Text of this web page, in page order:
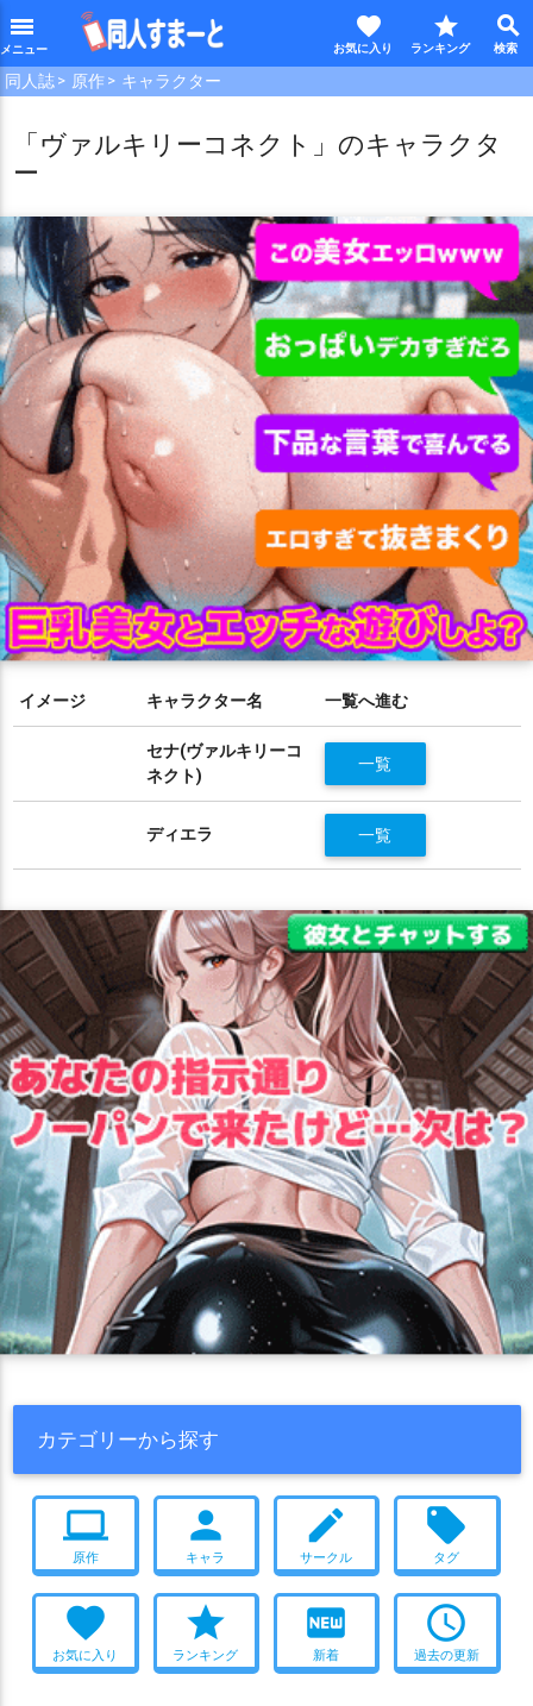
menu search
star
favorite
同人誌 原作 キャラクター
「ヴァルキリーコネクト」のキャラクタ
ー
イメージ キャラクター名 一覧へ進む
セナ(ヴァルキリーコ
ネクト)
一覧
ディエラ 一覧
カテゴリーから探す
computer
原作
person
キャラ
create
サークル
local_offer
タグ
favorite
お気に入り
star
ランキング
fiber_new
新着
access_time
過去の更新